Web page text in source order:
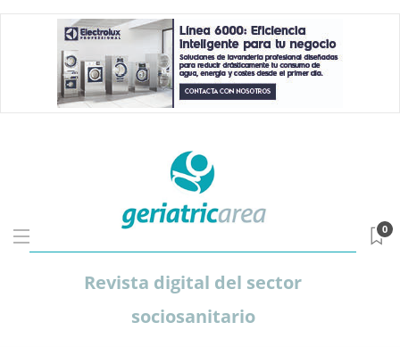
Revista digital del sector
sociosanitario
0